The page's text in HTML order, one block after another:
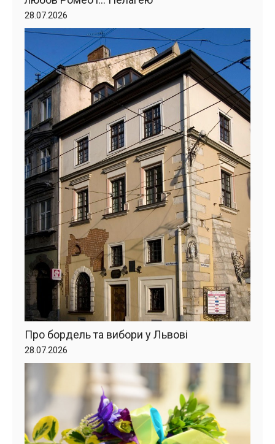
28.07.2026
Про бордель та вибори у Львові
28.07.2026